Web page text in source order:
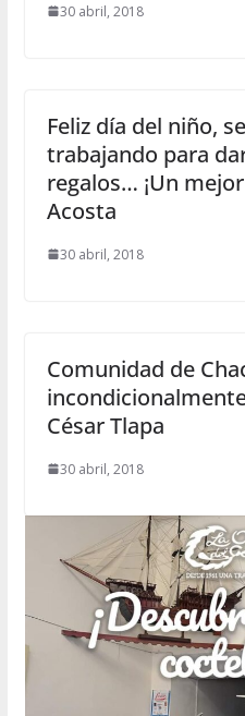
30 abril, 2018
Feliz día del niño,
trabajando para
regalos… ¡Un
Acosta
30 abril, 2018
Comunidad de
César Tlapa
30 abril, 2018